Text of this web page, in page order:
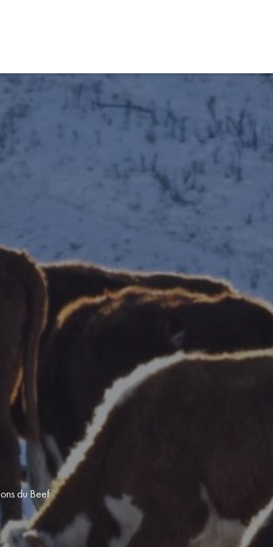
du Beef